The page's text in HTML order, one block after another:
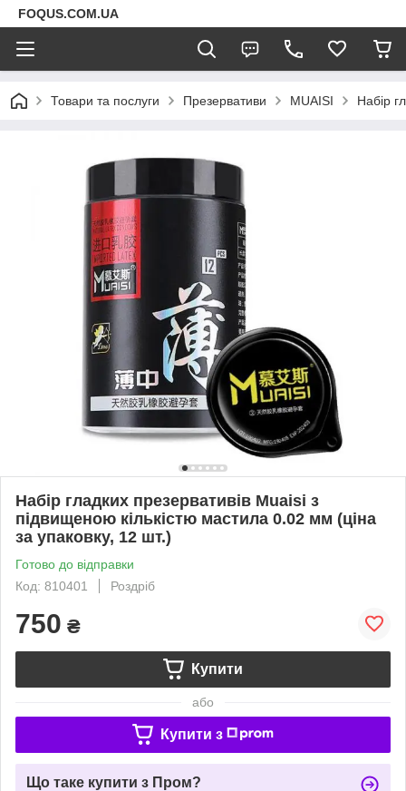
FOQUS.COM.UA
Товари та послуги Презервативи MUAISI Набір
Набір гладких презервативів Muaisi з
підвищеною кількістю мастила 0.02 мм (ціна
за упаковку, 12 шт.)
Готово до відправки
Код: 810401
Роздріб
750 ₴
Купити
або
Купити з
Що таке купити з Пром?